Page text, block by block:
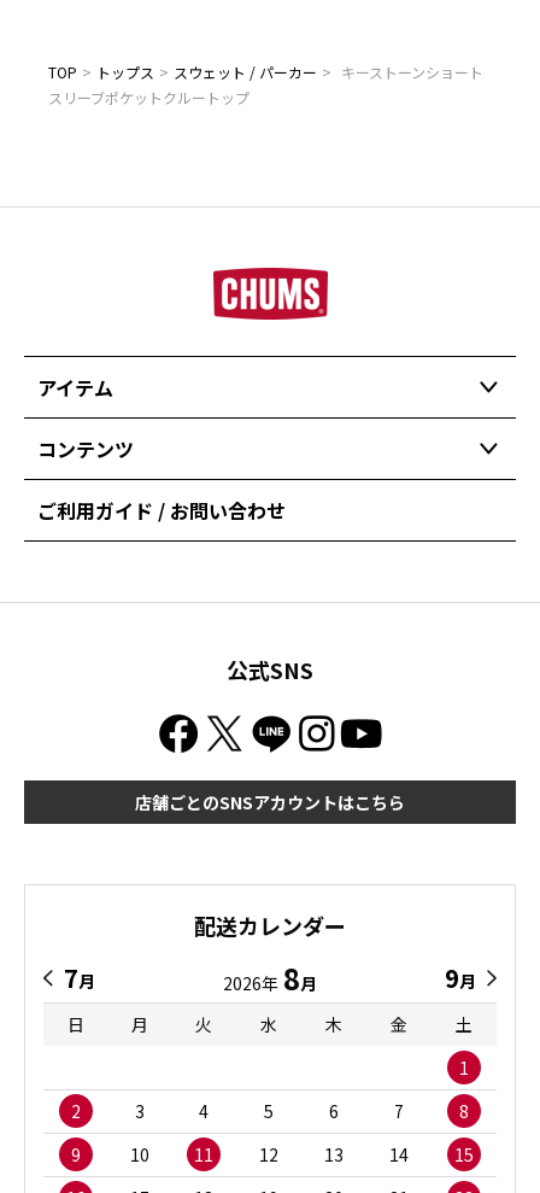
TOP > トップス > スウェット / パーカー > キーストーンショート
スリーブポケットクルートップ
アイテム
コンテンツ
ご利用ガイド / お問い合わせ
公式SNS
店舗ごとのSNSアカウントはこちら
配送カレンダー
7月 2026年 8月 9月
日
月 火 水 木 金
土
1
2
3 4 5 6 7
8
9
10 11 12 13 14
15